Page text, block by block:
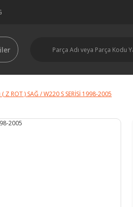
Z ROT ) SAĞ / W220 S SERİSİ 1998-2005